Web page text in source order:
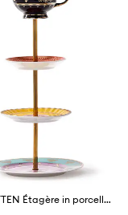
POLSPOTTEN Étagère in porcellana 19,3 x 44 cm